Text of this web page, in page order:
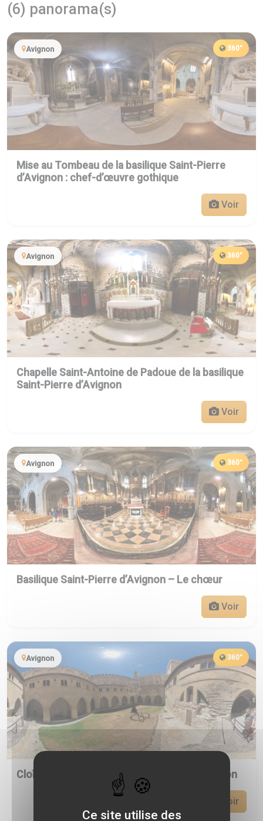
(6) panorama(s)
Avignon 360°
Mise au Tombeau de la basilique Saint-Pierre
d’Avignon : chef-d’œuvre gothique
Voir
Avignon 360°
Chapelle Saint-Antoine de Padoue de la basilique
Saint-Pierre d’Avignon
Voir
Avignon 360°
Basilique Saint-Pierre d’Avignon – Le chœur
Voir
Avignon 360°
Cloître Benoît XII du Palais des Papes d’Avignon
Voir
Ce site utilise des